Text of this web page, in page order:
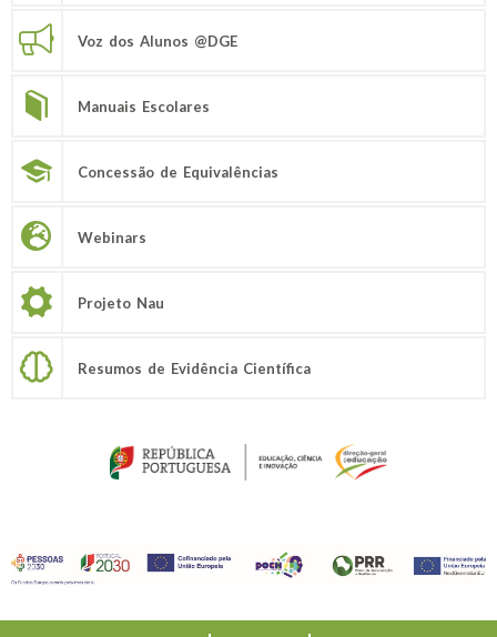
Voz dos Alunos @DGE
Manuais Escolares
Concessão de Equivalências
Webinars
Projeto Nau
Resumos de Evidência Científica